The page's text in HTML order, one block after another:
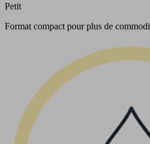
Petit
Format compact pour plus de